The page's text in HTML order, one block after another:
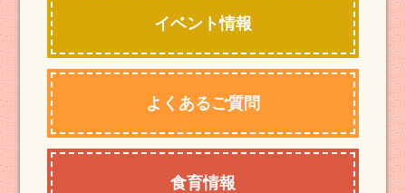
イベント情報
よくあるご質問
食育情報